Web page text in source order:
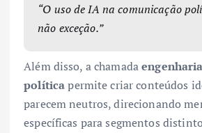
“O uso de IA na comunicação
não exceção.”
Além disso, a chamada
políticapermite criar conteúdos
parecem neutros, direcionando
específicas para segmentos